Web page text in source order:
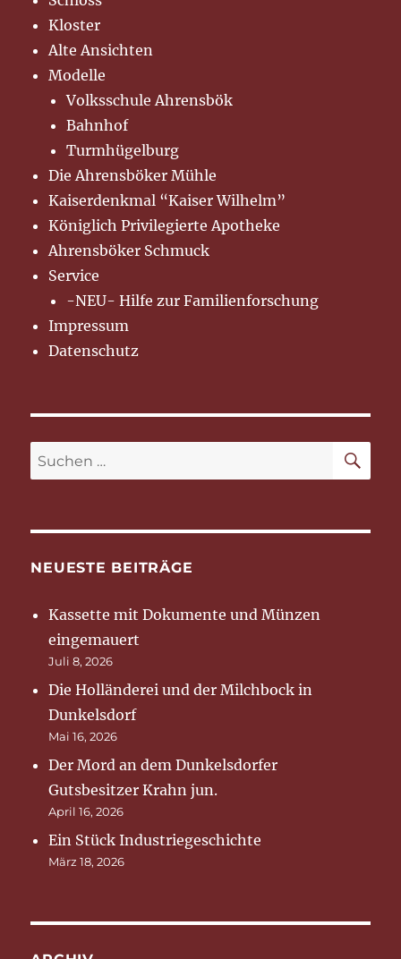
Kloster
Alte Ansichten
Modelle
Volksschule Ahrensbök
Bahnhof
Turmhügelburg
Die Ahrensböker Mühle
Kaiserdenkmal “Kaiser Wilhelm”
Königlich Privilegierte Apotheke
Ahrensböker Schmuck
Service
-NEU- Hilfe zur Familienforschung
Impressum
Datenschutz
Suchen
nach:
NEUESTE BEITRÄGE
Kassette mit Dokumente und Münzen
eingemauert
Juli 8, 2026
Die Holländerei und der Milchbock in
Dunkelsdorf
Mai 16, 2026
Der Mord an dem Dunkelsdorfer
Gutsbesitzer Krahn jun.
April 16, 2026
Ein Stück Industriegeschichte
März 18, 2026